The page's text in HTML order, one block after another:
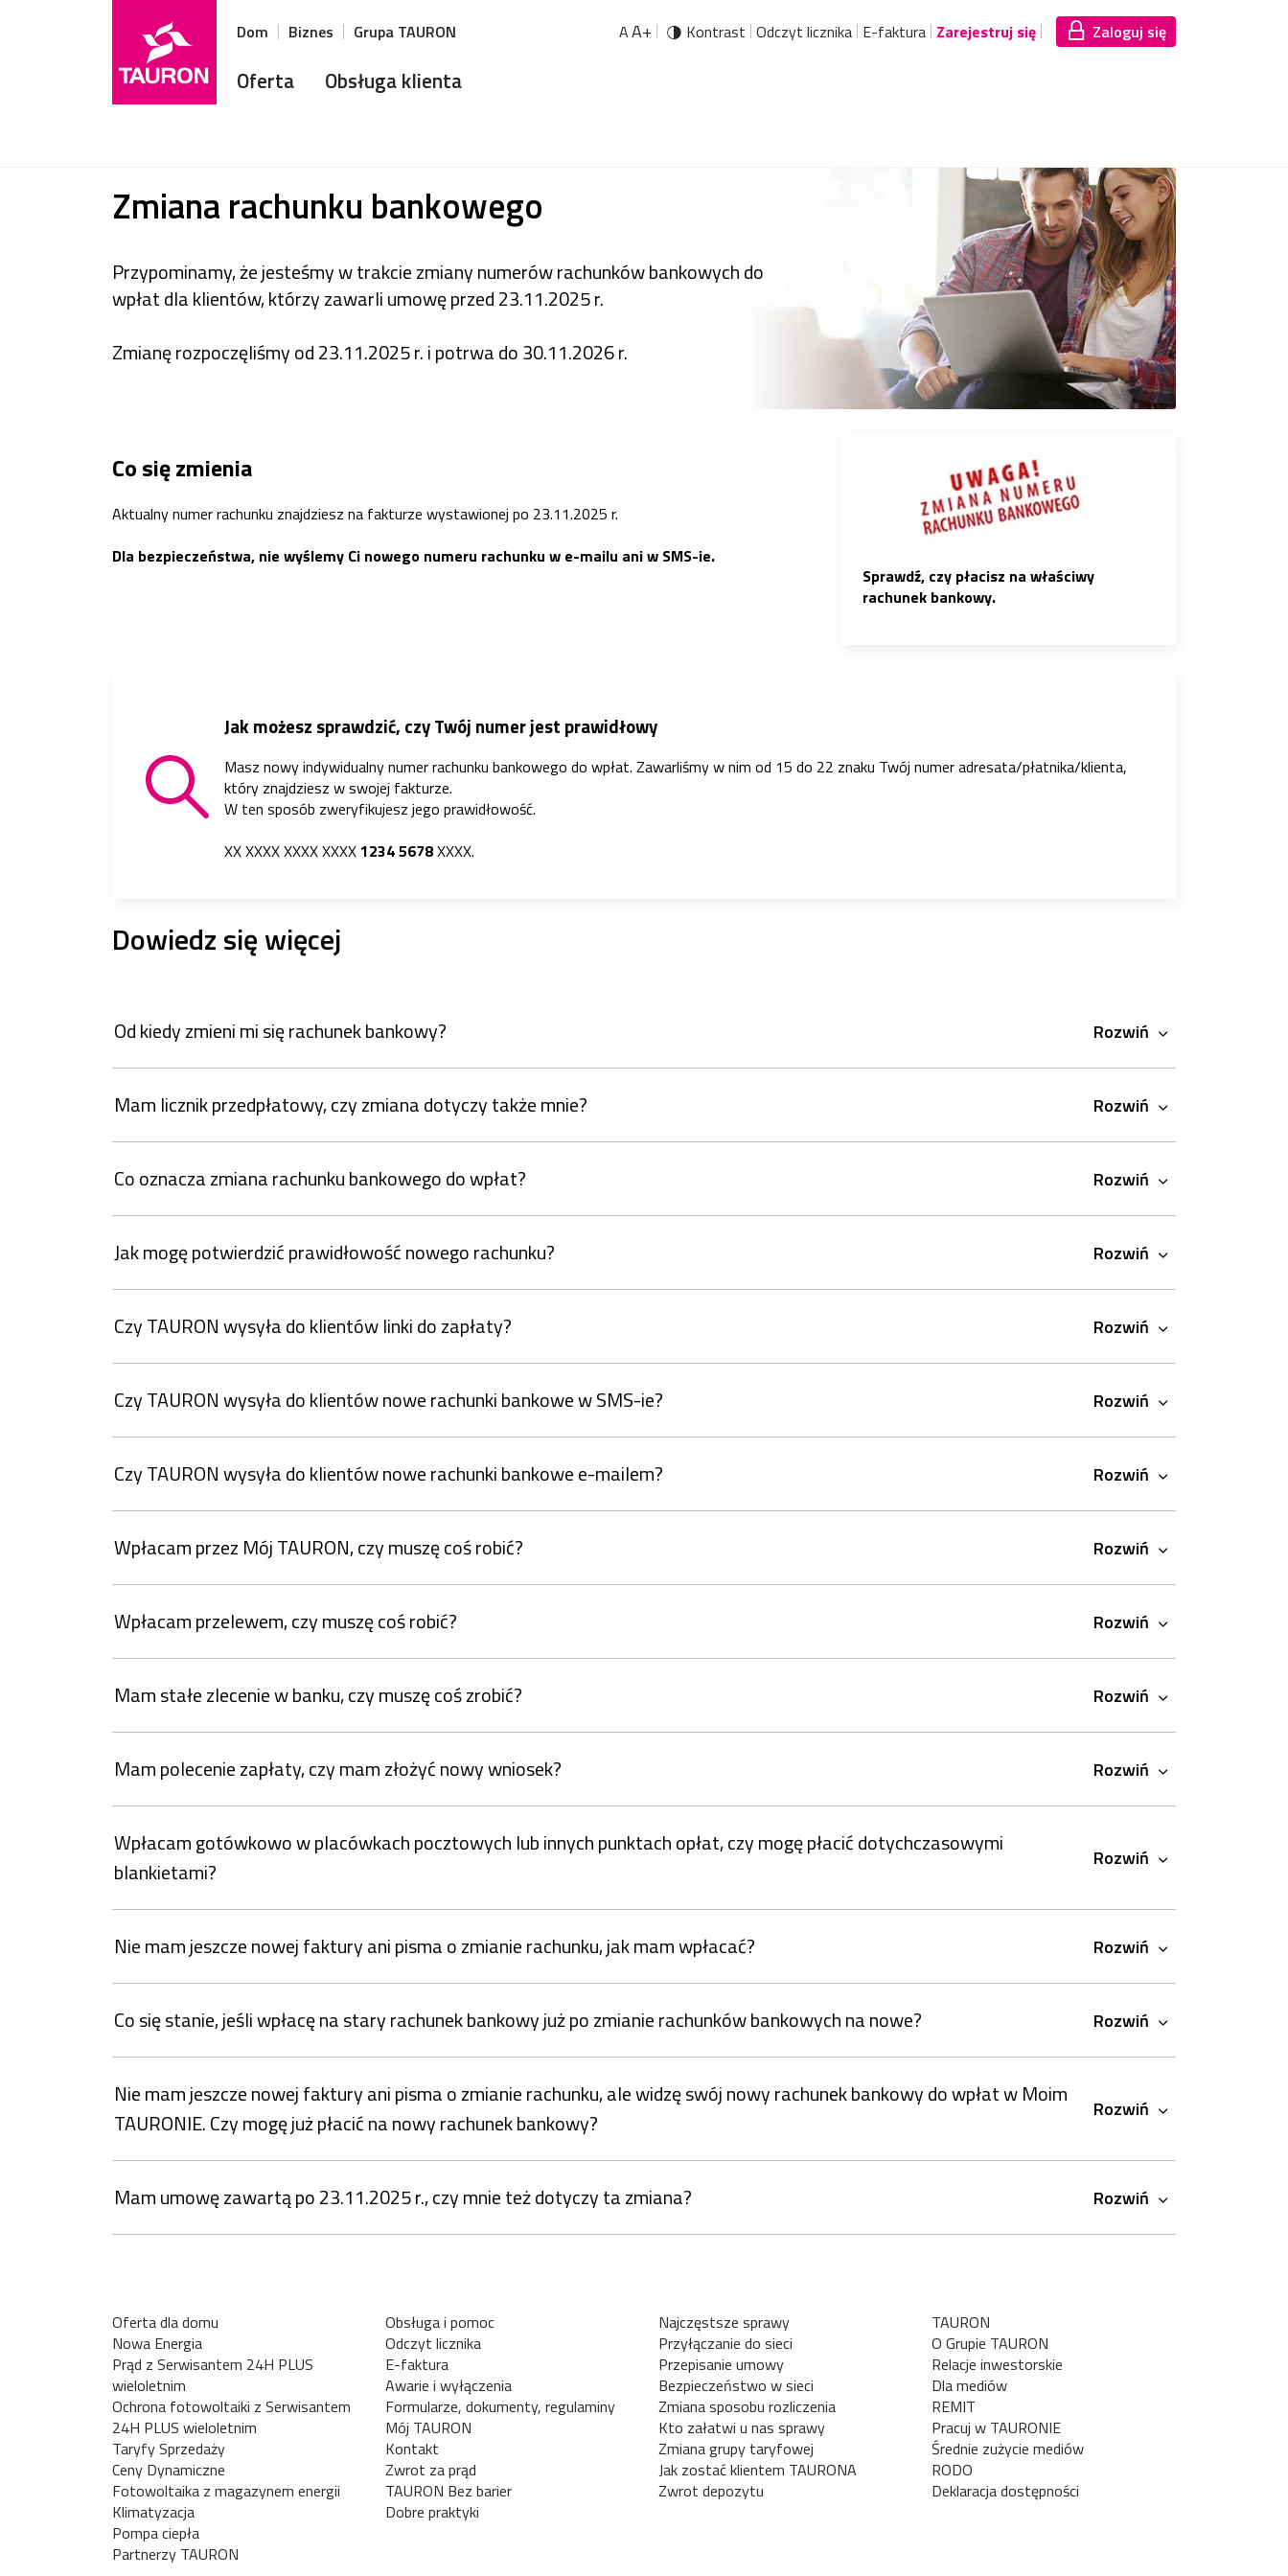
Dom Biznes Grupa TAURON Zaloguj się
Oferta Obsługa klienta
AA+ Kontrast Odczyt licznika E-faktura Zarejestruj się
Zmiana rachunku bankowego
Przypominamy, że jesteśmy w trakcie zmiany numerów rachunków bankowych do
wpłat dla klientów, którzy zawarli umowę przed 23.11.2025 r.
Zmianę rozpoczęliśmy od 23.11.2025 r. i potrwa do 30.11.2026 r.
Co się zmienia
Aktualny numer rachunku znajdziesz na fakturze wystawionej po 23.11.2025 r.
Dla bezpieczeństwa, nie wyślemy Ci nowego numeru rachunku w e-mailu ani w SMS-ie.
Sprawdź, czy płacisz na właściwy
rachunek bankowy.
Jak możesz sprawdzić, czy Twój numer jest prawidłowy
Masz nowy indywidualny numer rachunku bankowego do wpłat. Zawarliśmy w nim od 15 do 22 znaku Twój numer adresata/płatnika/klienta,
który znajdziesz w swojej fakturze.
W ten sposób zweryfikujesz jego prawidłowość.
XX XXXX XXXX XXXX1234 5678XXXX.
Dowiedz się więcej
Od kiedy zmieni mi się rachunek bankowy? Rozwiń
Mam licznik przedpłatowy, czy zmiana dotyczy także mnie? Rozwiń
Co oznacza zmiana rachunku bankowego do wpłat? Rozwiń
Jak mogę potwierdzić prawidłowość nowego rachunku? Rozwiń
Czy TAURON wysyła do klientów linki do zapłaty? Rozwiń
Czy TAURON wysyła do klientów nowe rachunki bankowe w SMS-ie? Rozwiń
Czy TAURON wysyła do klientów nowe rachunki bankowe e-mailem? Rozwiń
Wpłacam przez Mój TAURON, czy muszę coś robić? Rozwiń
Wpłacam przelewem, czy muszę coś robić? Rozwiń
Mam stałe zlecenie w banku, czy muszę coś zrobić? Rozwiń
Mam polecenie zapłaty, czy mam złożyć nowy wniosek? Rozwiń
Wpłacam gotówkowo w placówkach pocztowych lub innych punktach opłat, czy mogę płacić dotychczasowymi
blankietami?
Rozwiń
Nie mam jeszcze nowej faktury ani pisma o zmianie rachunku, jak mam wpłacać? Rozwiń
Co się stanie, jeśli wpłacę na stary rachunek bankowy już po zmianie rachunków bankowych na nowe? Rozwiń
Nie mam jeszcze nowej faktury ani pisma o zmianie rachunku, ale widzę swój nowy rachunek bankowy do wpłat w Moim
TAURONIE. Czy mogę już płacić na nowy rachunek bankowy?
Rozwiń
Mam umowę zawartą po 23.11.2025 r., czy mnie też dotyczy ta zmiana? Rozwiń
Oferta dla domu
Nowa Energia
Prąd z Serwisantem 24H PLUS
wieloletnim
Ochrona fotowoltaiki z Serwisantem
24H PLUS wieloletnim
Taryfy Sprzedaży
Ceny Dynamiczne
Fotowoltaika z magazynem energii
Klimatyzacja
Pompa ciepła
Partnerzy TAURON
Obsługa i pomoc
Odczyt licznika
E-faktura
Awarie i wyłączenia
Formularze, dokumenty, regulaminy
Mój TAURON
Kontakt
Zwrot za prąd
TAURON Bez barier
Dobre praktyki
Najczęstsze sprawy
Przyłączanie do sieci
Przepisanie umowy
Bezpieczeństwo w sieci
Zmiana sposobu rozliczenia
Kto załatwi u nas sprawy
Zmiana grupy taryfowej
Jak zostać klientem TAURONA
Zwrot depozytu
TAURON
O Grupie TAURON
Relacje inwestorskie
Dla mediów
REMIT
Pracuj w TAURONIE
Średnie zużycie mediów
RODO
Deklaracja dostępności